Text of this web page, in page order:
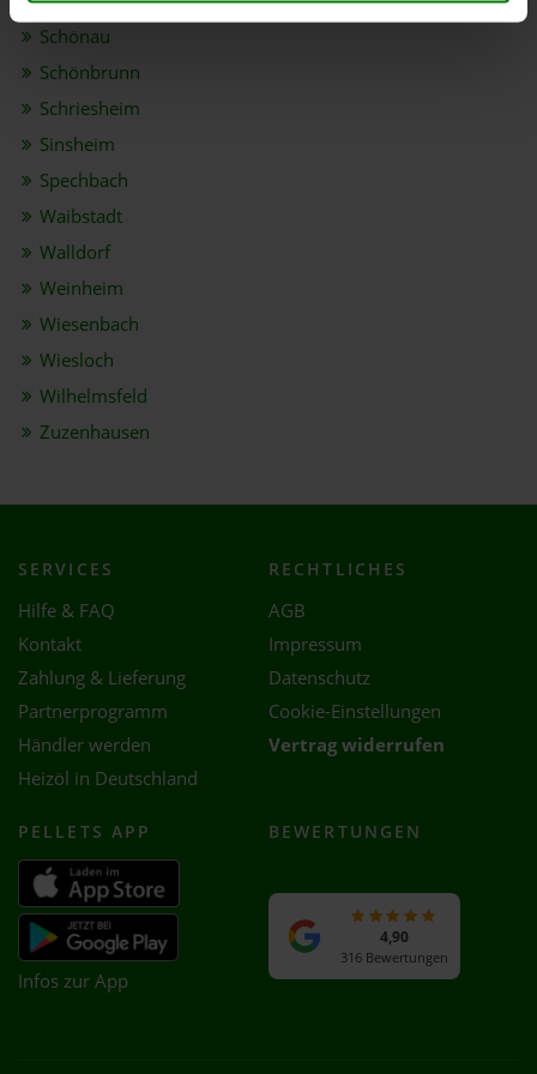
Schönau
Schönbrunn
Schriesheim
Sinsheim
Spechbach
Waibstadt
Walldorf
Weinheim
Wiesenbach
Wiesloch
Wilhelmsfeld
Zuzenhausen
SERVICES
Hilfe & FAQ
Kontakt
Zahlung & Lieferung
Partnerprogramm
Händler werden
Heizöl in Deutschland
RECHTLICHES
AGB
Impressum
Datenschutz
Cookie-Einstellungen
Vertrag widerrufen
PELLETS APP
Infos zur App
BEWERTUNGEN
4,90
316 Bewertungen